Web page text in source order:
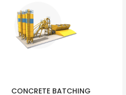
CONCRETE BATCHING